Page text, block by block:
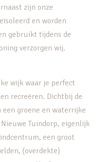
zijn onze
en worden
gebruikt tijdens de
verzorgen wij.
wijk waar je perfect
recreëren. Dichtbij de
groene en waterrijke
Tuindorp, eigenlijk
een groot
(overdekte)